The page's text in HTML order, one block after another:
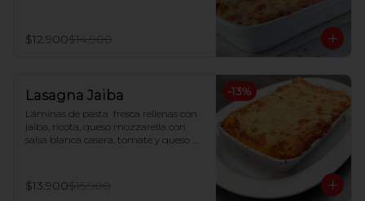
$12.900$14.900
-13%
Lasagna Jaiba
Láminas de pasta  fresca rellenas con
jaiba, ricota, queso mozzarella con
salsa blanca casera, tomate y queso
$13.900$15.900